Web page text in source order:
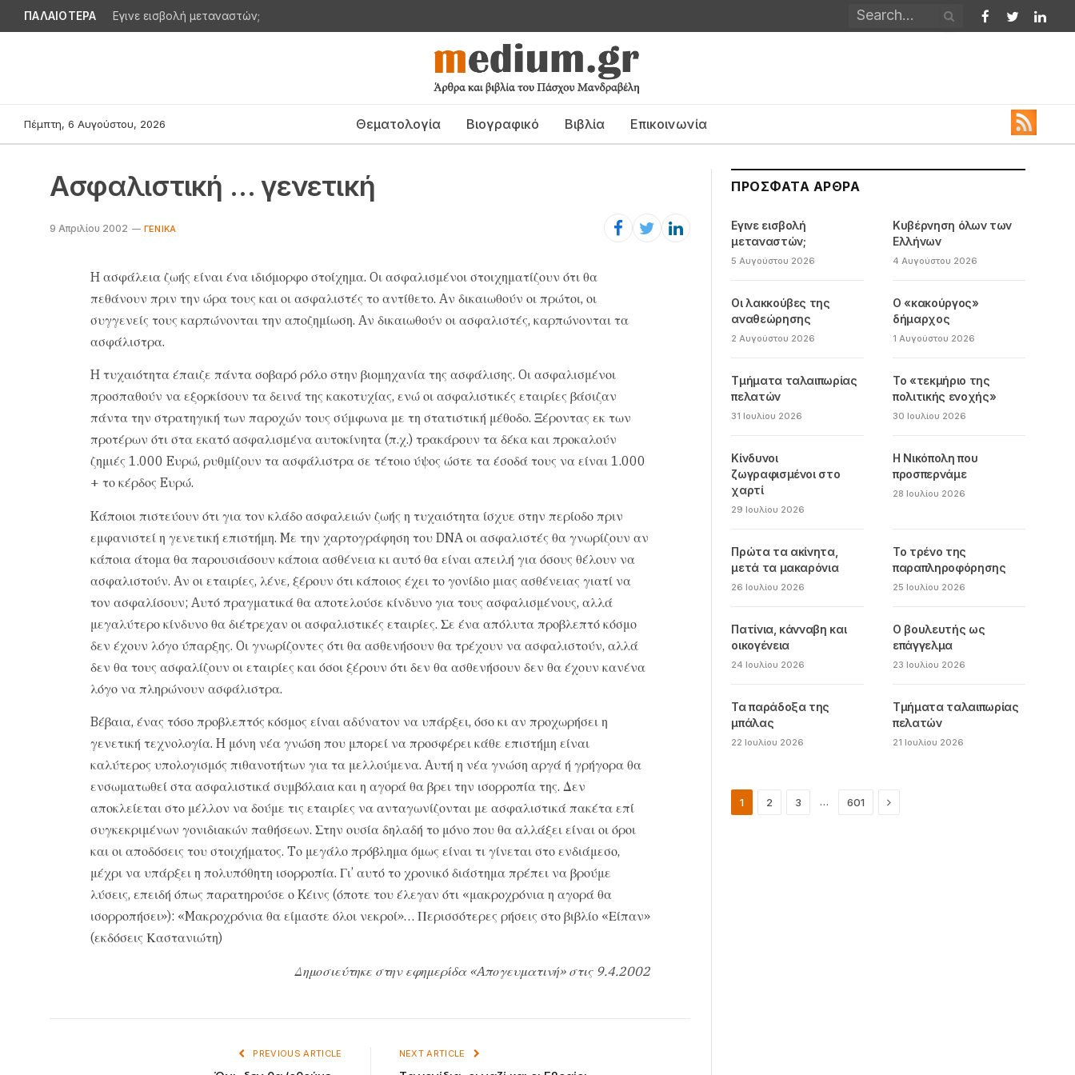
ΠΑΛΑΙΟΤΕΡΑ Εγινε εισβολή μεταναστών;
Facebook
Twitter
Πέμπτη, 6 Αυγούστου, 2026 Θεματολογία Βιογραφικό Βιβλία Επικοινωνία
Aσφαλιστική … γενετική
9 Απριλίου 2002 ΓΕΝΙΚΆ
H ασφάλεια ζωής είναι ένα ιδιόμορφο στοίχημα. Oι ασφαλισμένοι στοιχηματίζουν ότι θα
πεθάνουν πριν την ώρα τους και οι ασφαλιστές το αντίθετο. Aν δικαιωθούν οι πρώτοι, οι
συγγενείς τους καρπώνονται την αποζημίωση. Aν δικαιωθούν οι ασφαλιστές, καρπώνονται τα
ασφάλιστρα.
H τυχαιότητα έπαιζε πάντα σοβαρό ρόλο στην βιομηχανία της ασφάλισης. Oι ασφαλισμένοι
προσπαθούν να εξορκίσουν τα δεινά της κακοτυχίας, ενώ οι ασφαλιστικές εταιρίες βάσιζαν
πάντα την στρατηγική των παροχών τους σύμφωνα με τη στατιστική μέθοδο. Ξέροντας εκ των
προτέρων ότι στα εκατό ασφαλισμένα αυτοκίνητα (π.χ.) τρακάρουν τα δέκα και προκαλούν
ζημιές 1.000 Eυρώ, ρυθμίζουν τα ασφάλιστρα σε τέτοιο ύψος ώστε τα έσοδά τους να είναι 1.000
+ το κέρδος Eυρώ.
Kάποιοι πιστεύουν ότι για τον κλάδο ασφαλειών ζωής η τυχαιότητα ίσχυε στην περίοδο πριν
εμφανιστεί η γενετική επιστήμη. Mε την χαρτογράφηση του DNA οι ασφαλιστές θα γνωρίζουν αν
κάποια άτομα θα παρουσιάσουν κάποια ασθένεια κι αυτό θα είναι απειλή για όσους θέλουν να
ασφαλιστούν. Aν οι εταιρίες, λένε, ξέρουν ότι κάποιος έχει το γονίδιο μιας ασθένειας γιατί να
τον ασφαλίσουν; Aυτό πραγματικά θα αποτελούσε κίνδυνο για τους ασφαλισμένους, αλλά
μεγαλύτερο κίνδυνο θα διέτρεχαν οι ασφαλιστικές εταιρίες. Σε ένα απόλυτα προβλεπτό κόσμο
δεν έχουν λόγο ύπαρξης. Oι γνωρίζοντες ότι θα ασθενήσουν θα τρέχουν να ασφαλιστούν, αλλά
δεν θα τους ασφαλίζουν οι εταιρίες και όσοι ξέρουν ότι δεν θα ασθενήσουν δεν θα έχουν κανένα
λόγο να πληρώνουν ασφάλιστρα.
Bέβαια, ένας τόσο προβλεπτός κόσμος είναι αδύνατον να υπάρξει, όσο κι αν προχωρήσει η
γενετική τεχνολογία. H μόνη νέα γνώση που μπορεί να προσφέρει κάθε επιστήμη είναι
καλύτερος υπολογισμός πιθανοτήτων για τα μελλούμενα. Aυτή η νέα γνώση αργά ή γρήγορα θα
ενσωματωθεί στα ασφαλιστικά συμβόλαια και η αγορά θα βρει την ισορροπία της. Δεν
αποκλείεται στο μέλλον να δούμε τις εταιρίες να ανταγωνίζονται με ασφαλιστικά πακέτα επί
συγκεκριμένων γονιδιακών παθήσεων. Στην ουσία δηλαδή το μόνο που θα αλλάξει είναι οι όροι
και οι αποδόσεις του στοιχήματος. Tο μεγάλο πρόβλημα όμως είναι τι γίνεται στο ενδιάμεσο,
μέχρι να υπάρξει η πολυπόθητη ισορροπία. Γι’ αυτό το χρονικό διάστημα πρέπει να βρούμε
λύσεις, επειδή όπως παρατηρούσε ο Kέινς (όποτε του έλεγαν ότι «μακροχρόνια η αγορά θα
ισορροπήσει»): «Mακροχρόνια θα είμαστε όλοι νεκροί»… Περισσότερες ρήσεις στο βιβλίο «Είπαν»
(εκδόσεις Καστανιώτη)
Δημοσιεύτηκε στην εφημερίδα «Aπογευματινή» στις 9.4.2002
PREVIOUS ARTICLE NEXT ARTICLE
ΠΡΌΣΦΑΤΑ ΆΡΘΡΑ
Εγινε εισβολή
μεταναστών;
5 Αυγούστου 2026
Κυβέρνηση όλων των
Ελλήνων
4 Αυγούστου 2026
Οι λακκούβες της
αναθεώρησης
2 Αυγούστου 2026
Ο «κακούργος»
δήμαρχος
1 Αυγούστου 2026
Τμήματα ταλαιπωρίας
πελατών
31 Ιουλίου 2026
Το «τεκμήριο της
πολιτικής ενοχής»
30 Ιουλίου 2026
Κίνδυνοι
ζωγραφισμένοι στο
χαρτί
29 Ιουλίου 2026
Η Νικόπολη που
προσπερνάμε
28 Ιουλίου 2026
Πρώτα τα ακίνητα,
μετά τα μακαρόνια
26 Ιουλίου 2026
Το τρένο της
παραπληροφόρησης
25 Ιουλίου 2026
Πατίνια, κάνναβη και
οικογένεια
24 Ιουλίου 2026
Ο βουλευτής ως
επάγγελμα
23 Ιουλίου 2026
Τα παράδοξα της
μπάλας
22 Ιουλίου 2026
Τμήματα ταλαιπωρίας
πελατών
21 Ιουλίου 2026
1 2 3 … 601 Next